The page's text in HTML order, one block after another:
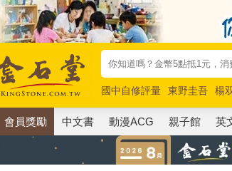
國中自修評量 東野圭吾 楊
唯紅花綻放
奧德賽 路邊攤
會員獎勵 中文書 動漫ACG 親子館 英